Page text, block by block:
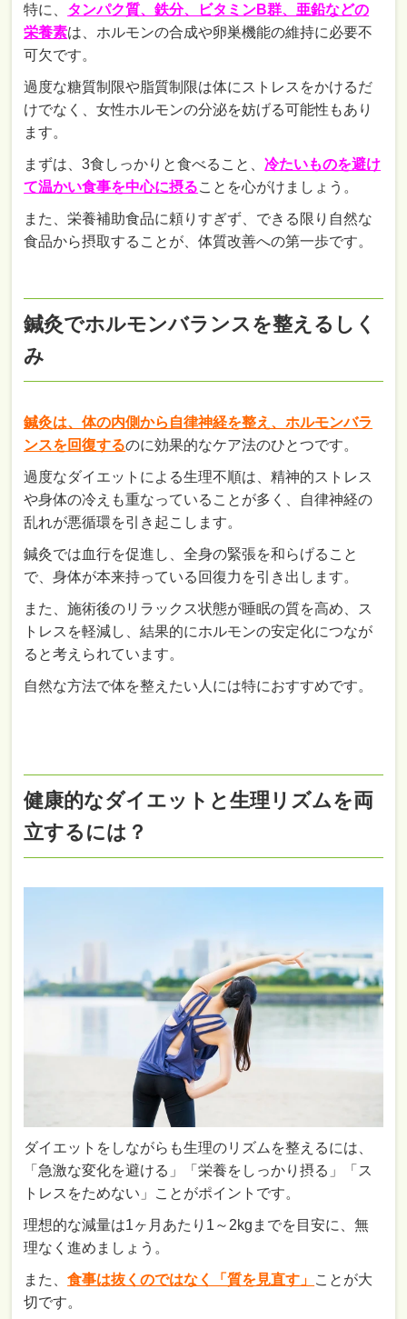
特に、 タンパク質、鉄分、ビタミンB群、亜鉛などの
栄養素は、ホルモンの合成や卵巣機能の維持に必要不
可欠です。
過度な糖質制限や脂質制限は体にストレスをかけるだ
けでなく、女性ホルモンの分泌を妨げる可能性もあり
ます。
まずは、3食しっかりと食べること、冷たいものを避け
て温かい食事を中心に摂ることを心がけましょう。
また、栄養補助食品に頼りすぎず、できる限り自然な
食品から摂取することが、体質改善への第一歩です。
鍼灸でホルモンバランスを整えるしく
み
鍼灸は、体の内側から自律神経を整え、ホルモンバラ
ンスを回復するのに効果的なケア法のひとつです。
過度なダイエットによる生理不順は、精神的ストレス
や身体の冷えも重なっていることが多く、自律神経の
乱れが悪循環を引き起こします。
鍼灸では血行を促進し、全身の緊張を和らげること
で、身体が本来持っている回復力を引き出します。
また、施術後のリラックス状態が睡眠の質を高め、ス
トレスを軽減し、結果的にホルモンの安定化につなが
ると考えられています。
自然な方法で体を整えたい人には特におすすめです。
健康的なダイエットと生理リズムを両
立するには？
ダイエットをしながらも生理のリズムを整えるには、
「急激な変化を避ける」「栄養をしっかり摂る」「ス
トレスをためない」ことがポイントです。
理想的な減量は1ヶ月あたり1～2kgまでを目安に、無
理なく進めましょう。
また、食事は抜くのではなく「質を見直す」 ことが大
切です。